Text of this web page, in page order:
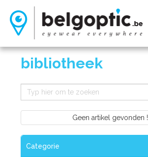
bibliotheek
Geen artikel gevonden !
Categorie